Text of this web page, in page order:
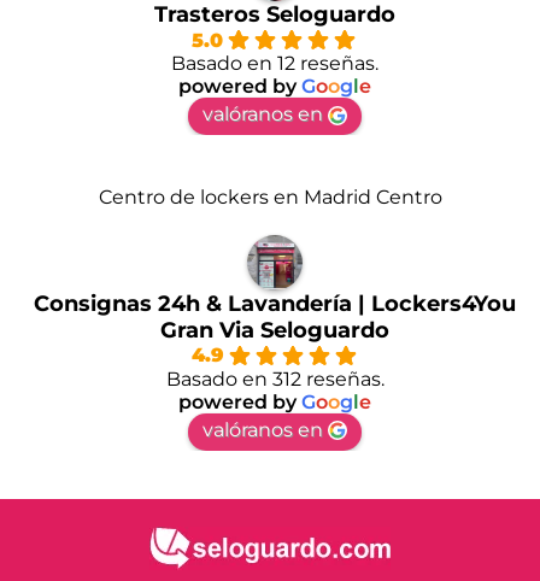
Trasteros Seloguardo
5.0
Basado en 12 reseñas.
powered byGoogle
valóranos en
Centro de lockers en Madrid Centro
Consignas 24h & Lavandería | Lockers4You
Gran Via Seloguardo
4.9
Basado en 312 reseñas.
powered byGoogle
valóranos en